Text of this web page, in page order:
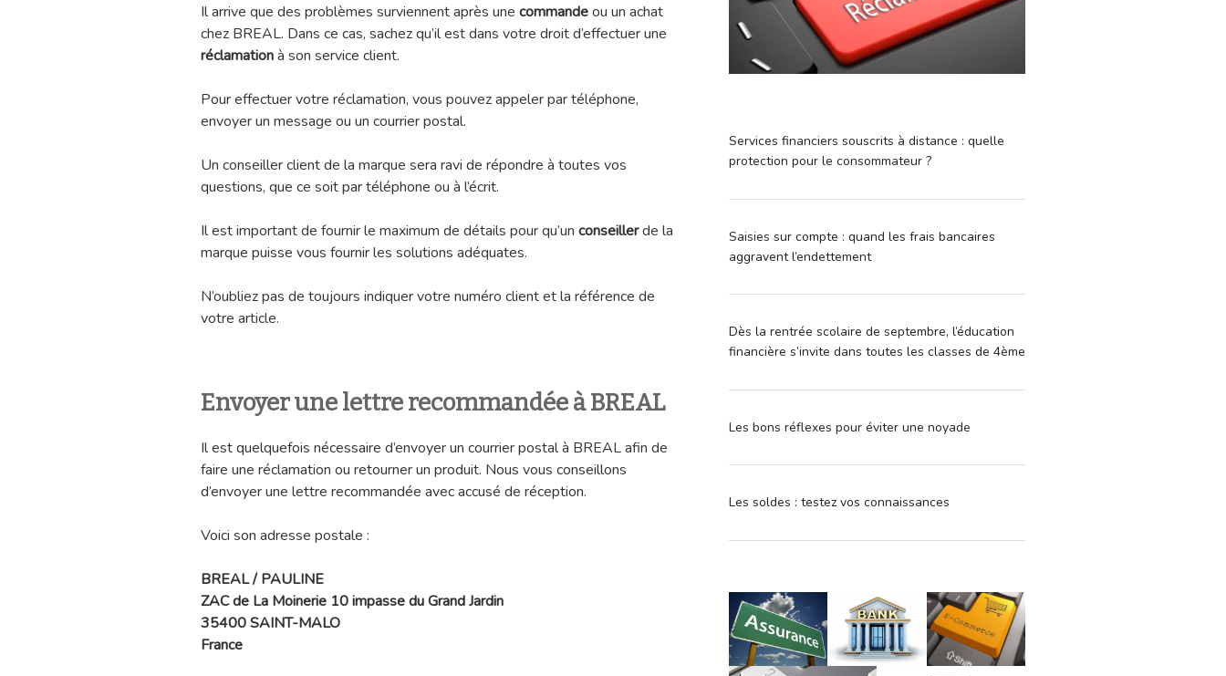
Il arrive que des problèmes surviennent après une commandeou un achat
chez BREAL. Dans ce cas, sachez qu’il est dans votre droit d’effectuer une
réclamationà son service client.
Pour effectuer votre réclamation, vous pouvez appeler par téléphone,
envoyer un message ou un courrier postal.
Un conseiller client de la marque sera ravi de répondre à toutes vos
questions, que ce soit par téléphone ou à l’écrit.
Il est important de fournir le maximum de détails pour qu’un conseillerde la
marque puisse vous fournir les solutions adéquates.
N’oubliez pas de toujours indiquer votre numéro client et la référence de
votre article.
Envoyer une lettre recommandée à BREAL
Il est quelquefois nécessaire d’envoyer un courrier postal à BREAL afin de
faire une réclamation ou retourner un produit. Nous vous conseillons
d’envoyer une lettre recommandée avec accusé de réception.
Voici son adresse postale :
BREAL / PAULINE
ZAC de La Moinerie 10 impasse du Grand Jardin
35400 SAINT-MALO
France
Services financiers souscrits à distance : quelle
protection pour le consommateur ?
Saisies sur compte : quand les frais bancaires
aggravent l’endettement
Dès la rentrée scolaire de septembre, l’éducation
financière s’invite dans toutes les classes de 4ème
Les bons réflexes pour éviter une noyade
Les soldes : testez vos connaissances